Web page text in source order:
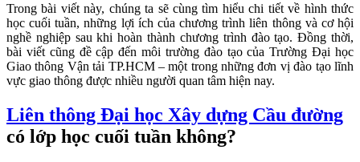
Trong bài viết này, chúng ta sẽ cùng tìm hiểu chi tiết về hình thức
học cuối tuần, những lợi ích của chương trình liên thông và cơ hội
nghề nghiệp sau khi hoàn thành chương trình đào tạo. Đồng thời,
bài viết cũng đề cập đến môi trường đào tạo của Trường Đại học
Giao thông Vận tải TP.HCM – một trong những đơn vị đào tạo lĩnh
vực giao thông được nhiều người quan tâm hiện nay.
Liên thông Đại học Xây dựng Cầu đường
có lớp học cuối tuần không?